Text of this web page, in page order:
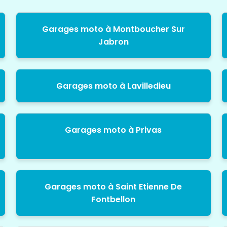
Garages moto à Montboucher Sur
Jabron
Garages moto à Lavilledieu
Garages moto à Privas
Garages moto à Saint Etienne De
Fontbellon